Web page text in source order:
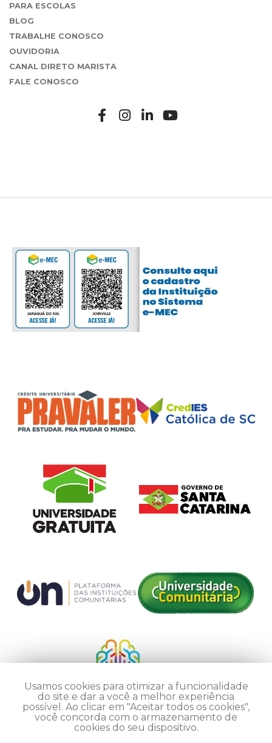
PARA ESCOLAS
BLOG
TRABALHE CONOSCO
OUVIDORIA
CANAL DIRETO MARISTA
FALE CONOSCO
Usamos cookies para otimizar a funcionalidade
do site e dar a você a melhor experiência
possível. Ao clicar em "Aceitar todos os cookies",
você concorda com o armazenamento de
cookies do seu dispositivo.